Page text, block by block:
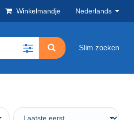
Winkelmandje Nederlands
Slim zoeken